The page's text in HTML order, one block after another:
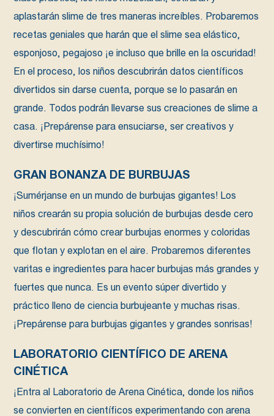
aplastarán slime de tres maneras increíbles. Probaremos
recetas geniales que harán que el slime sea elástico,
esponjoso, pegajoso ¡e incluso que brille en la oscuridad!
En el proceso, los niños descubrirán datos científicos
divertidos sin darse cuenta, porque se lo pasarán en
grande. Todos podrán llevarse sus creaciones de slime a
casa. ¡Prepárense para ensuciarse, ser creativos y
divertirse muchísimo!
GRAN BONANZA DE BURBUJAS
¡Sumérjanse en un mundo de burbujas gigantes! Los
niños crearán su propia solución de burbujas desde cero
y descubrirán cómo crear burbujas enormes y coloridas
que flotan y explotan en el aire. Probaremos diferentes
varitas e ingredientes para hacer burbujas más grandes y
fuertes que nunca. Es un evento súper divertido y
práctico lleno de ciencia burbujeante y muchas risas.
¡Prepárense para burbujas gigantes y grandes sonrisas!
LABORATORIO CIENTÍFICO DE ARENA
CINÉTICA
¡Entra al Laboratorio de Arena Cinética, donde los niños
se convierten en científicos experimentando con arena